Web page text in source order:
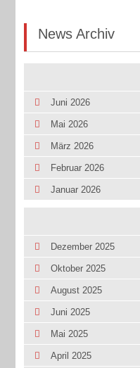
News Archiv
Juni 2026
Mai 2026
März 2026
Februar 2026
Januar 2026
Dezember 2025
Oktober 2025
August 2025
Juni 2025
Mai 2025
April 2025